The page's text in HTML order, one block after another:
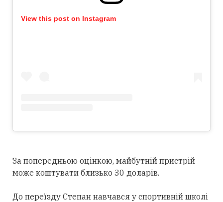
View this post on Instagram
За попередньою оцінкою, майбутній пристрій
може коштувати близько 30 доларів.
До переїзду Степан навчався у спортивній школі